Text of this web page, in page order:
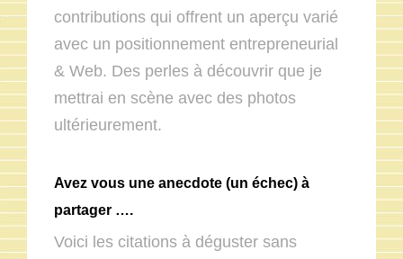
contributions qui offrent un aperçu varié
avec un positionnement entrepreneurial
& Web. Des perles à découvrir que je
mettrai en scène avec des photos
ultérieurement.
Avez vous une anecdote (un échec) à
partager ….
Voici les citations à déguster sans